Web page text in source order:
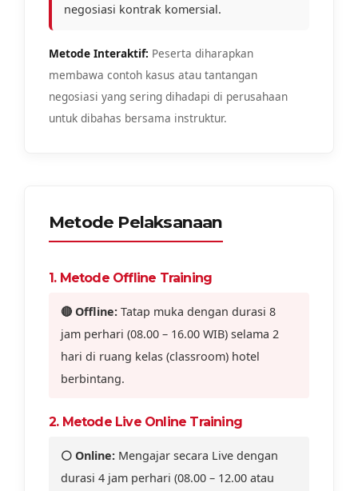
negosiasi kontrak komersial.
Metode Interaktif: Peserta diharapkan
membawa contoh kasus atau tantangan
negosiasi yang sering dihadapi di perusahaan
untuk dibahas bersama instruktur.
Metode Pelaksanaan
1. Metode Offline Training
🔴 Offline: Tatap muka dengan durasi 8
jam perhari (08.00 – 16.00 WIB) selama 2
hari di ruang kelas (classroom) hotel
berbintang.
2. Metode Live Online Training
⚪ Online: Mengajar secara Live dengan
durasi 4 jam perhari (08.00 – 12.00 atau